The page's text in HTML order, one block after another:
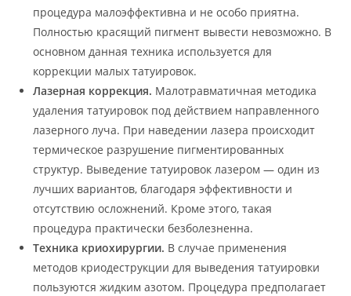
процедура малоэффективна и не особо приятна.
Полностью красящий пигмент вывести невозможно. В
основном данная техника используется для
коррекции малых татуировок.
Лазерная коррекция. Малотравматичная методика
удаления татуировок под действием направленного
лазерного луча. При наведении лазера происходит
термическое разрушение пигментированных
структур. Выведение татуировок лазером — один из
лучших вариантов, благодаря эффективности и
отсутствию осложнений. Кроме этого, такая
процедура практически безболезненна.
Техника криохирургии. В случае применения
методов криодеструкции для выведения татуировки
пользуются жидким азотом. Процедура предполагает